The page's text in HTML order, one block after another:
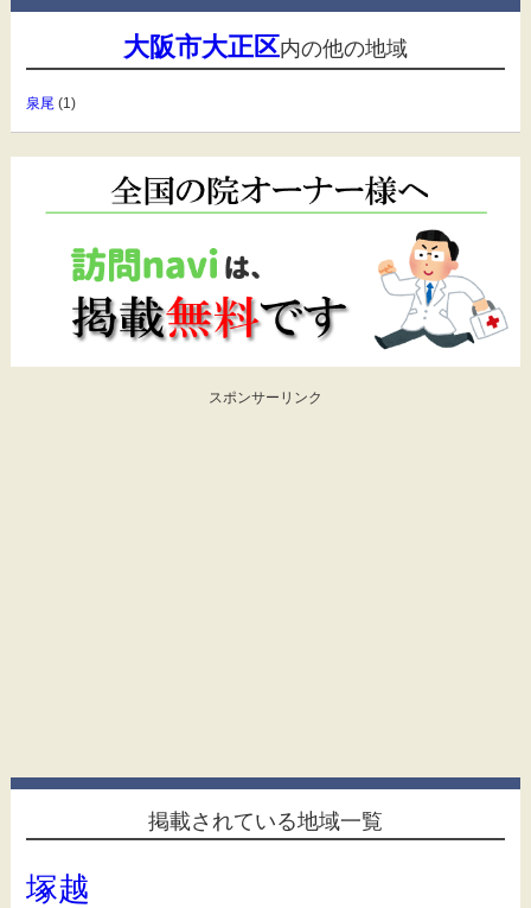
大阪市大正区内の他の地域
泉尾(1)
スポンサーリンク
掲載されている地域一覧
塚越